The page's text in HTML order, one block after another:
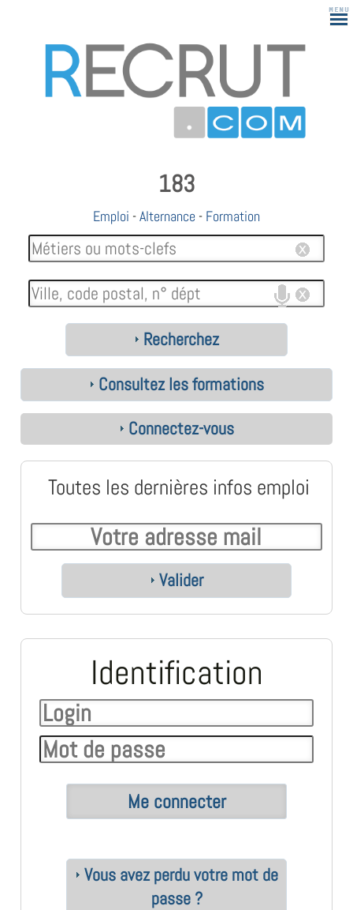
183
Emploi -Alternance - Formation
Recherchez
Consultez les formations
Connectez-vous
Toutes les dernières infos emploi
Valider
Identification
Vous avez perdu votre mot de
passe ?